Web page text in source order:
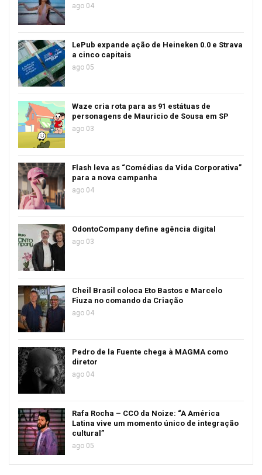
ago 04
LePub expande ação de Heineken 0.0 e Strava
a cinco capitais
ago 05
Waze cria rota para as 91 estátuas de
personagens de Mauricio de Sousa em SP
ago 03
Flash leva as “Comédias da Vida Corporativa”
para a nova campanha
ago 04
OdontoCompany define agência digital
ago 03
Cheil Brasil coloca Eto Bastos e Marcelo
Fiuza no comando da Criação
ago 04
Pedro de la Fuente chega à MAGMA como
diretor
ago 04
Rafa Rocha – CCO da Noize: “A América
Latina vive um momento único de integração
cultural”
ago 05